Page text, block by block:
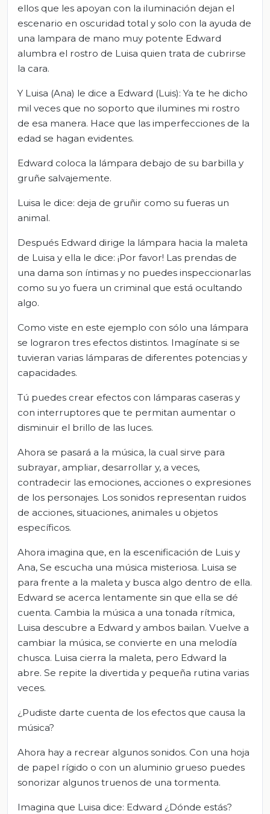
ellos que les apoyan con la iluminación dejan el
escenario en oscuridad total y solo con la ayuda de
una lampara de mano muy potente Edward
alumbra el rostro de Luisa quien trata de cubrirse
la cara.
Y Luisa (Ana) le dice a Edward (Luis): Ya te he dicho
mil veces que no soporto que ilumines mi rostro
de esa manera. Hace que las imperfecciones de la
edad se hagan evidentes.
Edward coloca la lámpara debajo de su barbilla y
gruñe salvajemente.
Luisa le dice: deja de gruñir como su fueras un
animal.
Después Edward dirige la lámpara hacia la maleta
de Luisa y ella le dice: ¡Por favor! Las prendas de
una dama son íntimas y no puedes inspeccionarlas
como su yo fuera un criminal que está ocultando
algo.
Como viste en este ejemplo con sólo una lámpara
se lograron tres efectos distintos. Imagínate si se
tuvieran varias lámparas de diferentes potencias y
capacidades.
Tú puedes crear efectos con lámparas caseras y
con interruptores que te permitan aumentar o
disminuir el brillo de las luces.
Ahora se pasará a la música, la cual sirve para
subrayar, ampliar, desarrollar y, a veces,
contradecir las emociones, acciones o expresiones
de los personajes. Los sonidos representan ruidos
de acciones, situaciones, animales u objetos
específicos.
Ahora imagina que, en la escenificación de Luis y
Ana, Se escucha una música misteriosa. Luisa se
para frente a la maleta y busca algo dentro de ella.
Edward se acerca lentamente sin que ella se dé
cuenta. Cambia la música a una tonada rítmica,
Luisa descubre a Edward y ambos bailan. Vuelve a
cambiar la música, se convierte en una melodía
chusca. Luisa cierra la maleta, pero Edward la
abre. Se repite la divertida y pequeña rutina varias
veces.
¿Pudiste darte cuenta de los efectos que causa la
música?
Ahora hay a recrear algunos sonidos. Con una hoja
de papel rígido o con un aluminio grueso puedes
sonorizar algunos truenos de una tormenta.
Imagina que Luisa dice: Edward ¿Dónde estás?